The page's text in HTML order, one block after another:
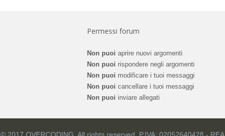
Permessi forum
Non puoi aprire nuovi argomenti
Non puoi rispondere negli argomenti
Non puoi modificare i tuoi messaggi
Non puoi cancellare i tuoi messaggi
Non puoi inviare allegati